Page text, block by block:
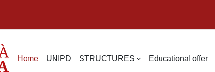
Home UNIPD STRUCTURES Educational offer